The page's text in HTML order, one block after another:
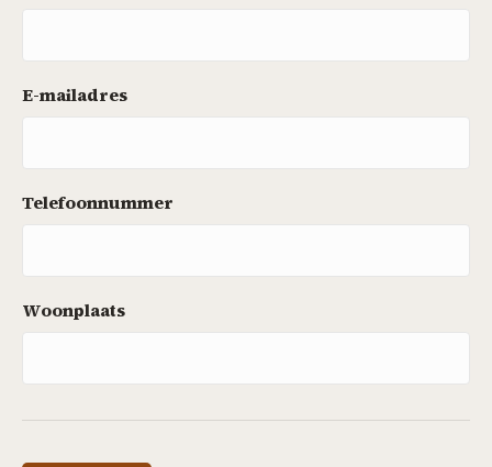
E-mailadres
Telefoonnummer
Woonplaats